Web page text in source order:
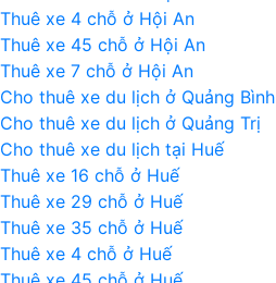
Thuê xe 4 chỗ ở Hội An
Thuê xe 45 chỗ ở Hội An
Thuê xe 7 chỗ ở Hội An
Cho thuê xe du lịch ở Quảng Bình
Cho thuê xe du lịch ở Quảng Trị
Cho thuê xe du lịch tại Huế
Thuê xe 16 chỗ ở Huế
Thuê xe 29 chỗ ở Huế
Thuê xe 35 chỗ ở Huế
Thuê xe 4 chỗ ở Huế